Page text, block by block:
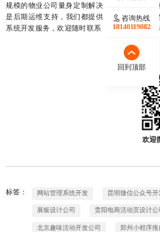
规模的物业公司量身定制解决方案，确保系
是后期运维支持，我们都提供全流程陪伴式服
系统开发服务，欢迎随时联系，微信同号
欢迎
标签： 网站管理系统开发 昆明微信公众号开
展板设计公司 贵阳电商活动页设计公
北京趣味活动开发公司 郑州小程序推
咨询热线
18140119082
回到顶部